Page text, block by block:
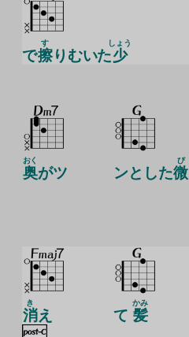
で擦
す
りむいた少
しょう
奥
おく
がツ ンとした微
び
消
き
え て 髪
かみ